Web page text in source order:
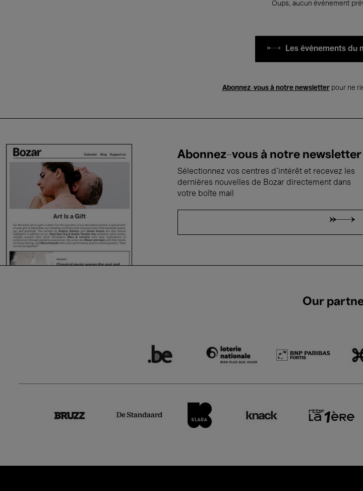
Oups, aucun événement
Les événements du
Abonnez-vous à notre newsletterpour ne
Abonnez-vous à notre newsletter
Sélectionnez vos centres d'intérêt et recevez les
dernières nouvelles de Bozar directement dans
votre boîte mail
Our